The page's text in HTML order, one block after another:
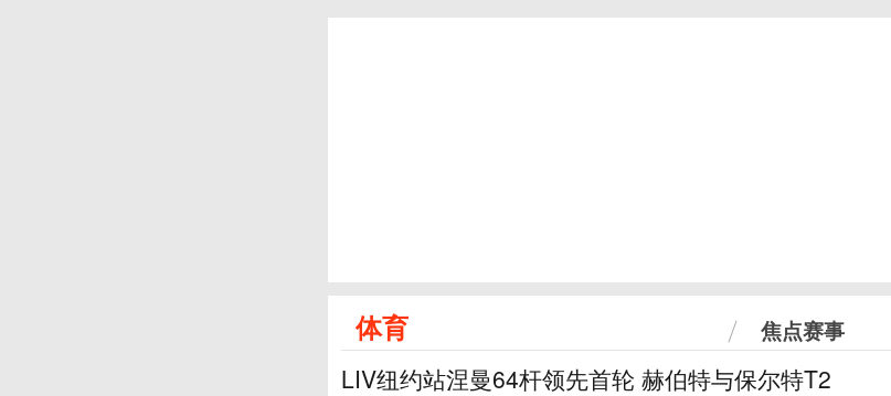
体育 焦点赛事
LIV纽约站涅曼64杆领先首轮 赫伯特与保尔特T2